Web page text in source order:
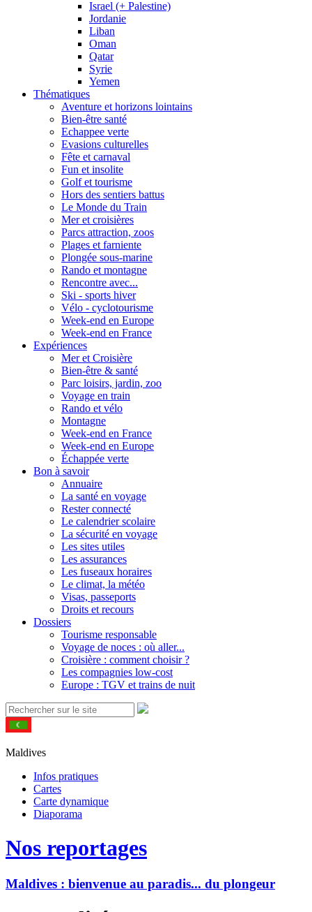
Israel (+ Palestine)
Jordanie
Liban
Oman
Qatar
Syrie
Yemen
Thématiques
Aventure et horizons lointains
Bien-être santé
Echappee verte
Evasions culturelles
Fête et carnaval
Fun et insolite
Golf et tourisme
Hors des sentiers battus
Le Monde du Train
Mer et croisières
Parcs attraction, zoos
Plages et farniente
Plongée sous-marine
Rando et montagne
Rencontre avec...
Ski - sports hiver
Vélo - cyclotourisme
Week-end en Europe
Week-end en France
Expériences
Mer et Croisière
Bien-être & santé
Parc loisirs, jardin, zoo
Voyage en train
Rando et vélo
Montagne
Week-end en France
Week-end en Europe
Échappée verte
Bon à savoir
Annuaire
La santé en voyage
Rester connecté
Le calendrier scolaire
La sécurité en voyage
Les sites utiles
Les assurances
Les fuseaux horaires
Le climat, la météo
Visas, passeports
Droits et recours
Dossiers
Tourisme responsable
Voyage de noces : où aller...
Croisière : comment choisir ?
Les compagnies low-cost
Europe : TGV et trains de nuit
Maldives
Infos pratiques
Cartes
Carte dynamique
Diaporama
Nos reportages
Maldives : bienvenue au paradis... du plongeur